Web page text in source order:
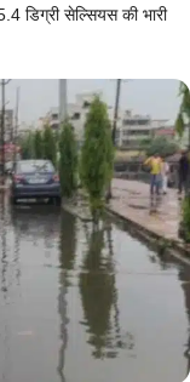
डिग्री सेल्सियस की भारी